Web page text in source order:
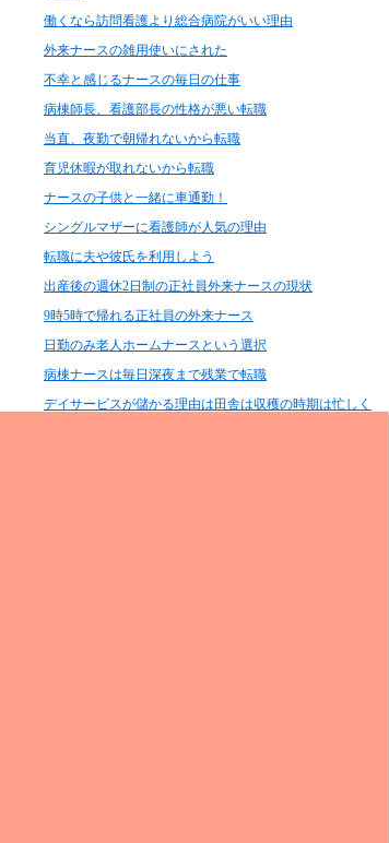
働くなら訪問看護より総合病院がいい理由
外来ナースの雑用使いにされた
不幸と感じるナースの毎日の仕事
病棟師長、看護部長の性格が悪い転職
当直、夜勤で朝帰れないから転職
育児休暇が取れないから転職
ナースの子供と一緒に車通勤！
シングルマザーに看護師が人気の理由
転職に夫や彼氏を利用しよう
出産後の週休2日制の正社員外来ナースの現状
9時5時で帰れる正社員の外来ナース
日勤のみ老人ホームナースという選択
病棟ナースは毎日深夜まで残業で転職
デイサービスが儲かる理由は田舎は収穫の時期は忙しく